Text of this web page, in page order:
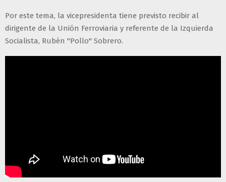
Por este tema, la vicepresidenta tiene previsto recibir al
dirigente de la Unión Ferroviaria y referente de la Izquierda
Socialista, Rubén "Pollo" Sobrero.